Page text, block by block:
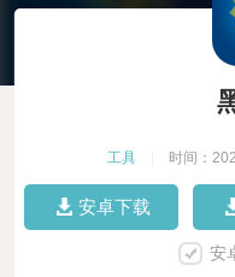
工具 时间：
安卓下载
安